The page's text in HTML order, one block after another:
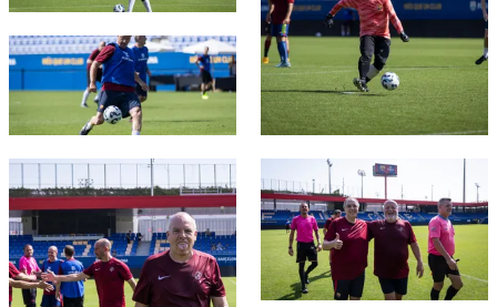
FC Barcelona club badge
FC Barcelona club badge FC Barcelona club badge